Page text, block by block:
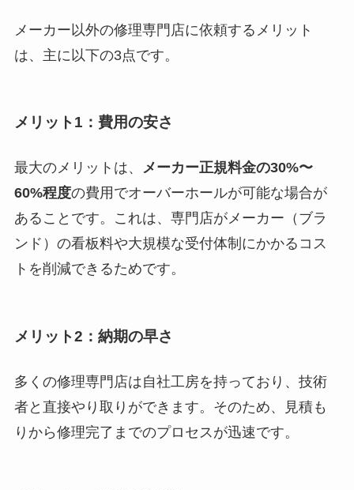
メーカー以外の修理専門店に依頼するメリット
は、主に以下の3点です。
メリット1：費用の安さ
最大のメリットは、 メーカー正規料金の30%〜
60%程度の費用でオーバーホールが可能な場合が
あることです。これは、専門店がメーカー（ブラ
ンド）の看板料や大規模な受付体制にかかるコス
トを削減できるためです。
メリット2：納期の早さ
多くの修理専門店は自社工房を持っており、技術
者と直接やり取りができます。そのため、見積も
りから修理完了までのプロセスが迅速です。